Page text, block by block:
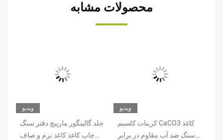
محصولات مشابه
ویدیو
جلد گالینگور مارپیچ دفتر سنگ
چاپ کاغذ کاغذ نرم و صاف
ویدیو
کربنات کلسیم CaCO3 کاغذ
سنگ ضد آب مقاوم در برابر